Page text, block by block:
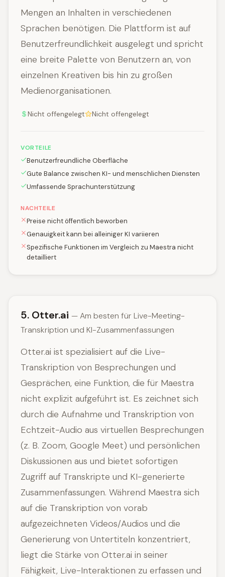
Mengen an Inhalten in verschiedenen
Sprachen benötigen. Die Plattform ist auf
Benutzerfreundlichkeit ausgelegt und spricht
eine breite Palette von Benutzern an, von
einzelnen Kreativen bis hin zu großen
Medienorganisationen.
Nicht offengelegt Nicht offengelegt
VORTEILE
Benutzerfreundliche Oberfläche
Gute Balance zwischen KI- und menschlichen Diensten
Umfassende Sprachunterstützung
NACHTEILE
Preise nicht öffentlich beworben
Genauigkeit kann bei alleiniger KI variieren
Spezifische Funktionen im Vergleich zu Maestra nicht
detailliert
5. Otter.ai — Am besten für Live-Meeting-
Transkription und KI-Zusammenfassungen
Otter.ai ist spezialisiert auf die Live-
Transkription von Besprechungen und
Gesprächen, eine Funktion, die für Maestra
nicht explizit aufgeführt ist. Es zeichnet sich
durch die Aufnahme und Transkription von
Echtzeit-Audio aus virtuellen Besprechungen
(z. B. Zoom, Google Meet) und persönlichen
Diskussionen aus und bietet sofortigen
Zugriff auf Transkripte und KI-generierte
Zusammenfassungen. Während Maestra sich
auf die Transkription von vorab
aufgezeichneten Videos/Audios und die
Generierung von Untertiteln konzentriert,
liegt die Stärke von Otter.ai in seiner
Fähigkeit, Live-Interaktionen zu erfassen und